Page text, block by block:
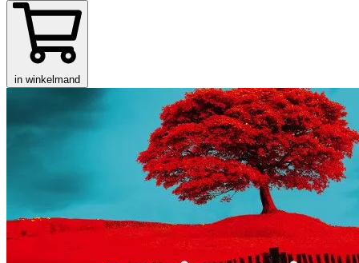
in winkelmand